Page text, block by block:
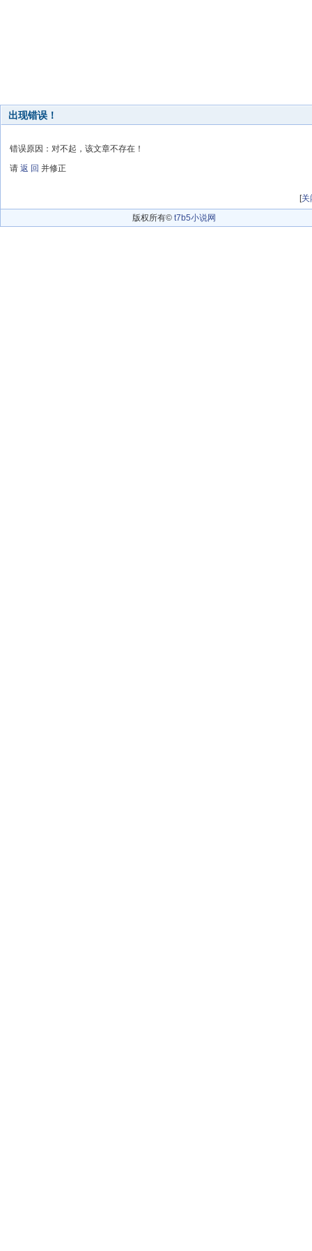
出现错误！
错误原因：对不起，该文章不存在！
请 返 回 并修正
[关
版权所有© t7b5小说网